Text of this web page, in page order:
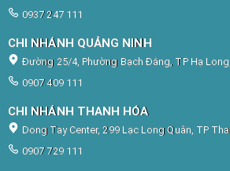
0937 247 111
CHI NHÁNH QUẢNG NINH
Đường 25/4, Phường Bạch Đằng, TP Hạ
0907 409 111
CHI NHÁNH THANH HÓA
Dong Tay Center, 299 Lạc Long Quân, TP
0907 729 111